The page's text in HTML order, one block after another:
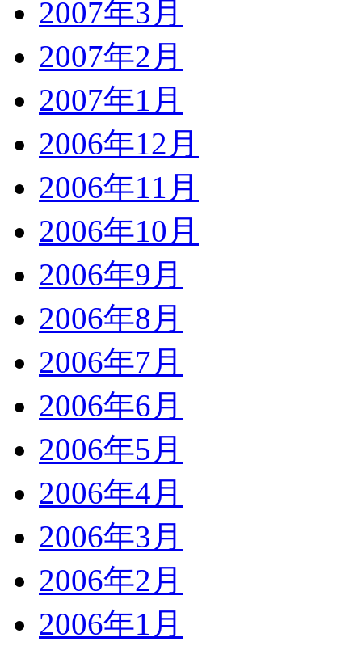
2007年3月
2007年2月
2007年1月
2006年12月
2006年11月
2006年10月
2006年9月
2006年8月
2006年7月
2006年6月
2006年5月
2006年4月
2006年3月
2006年2月
2006年1月